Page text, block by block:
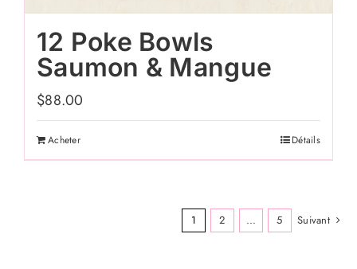
12 Poke Bowls
Saumon & Mangue
$88.00
Acheter Détails
1 2 ... 5 Suivant